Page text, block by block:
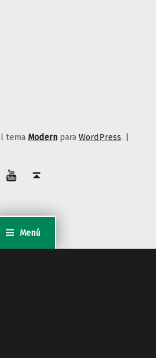
Menú
tema Modern para WordPress.